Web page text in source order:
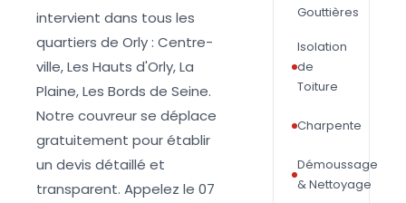
intervient dans tous les
quartiers de Orly : Centre-
ville, Les Hauts d'Orly, La
Plaine, Les Bords de Seine.
Notre couvreur se déplace
gratuitement pour établir
un devis détaillé et
transparent. Appelez le 07
Gouttières
Isolation
de
Toiture
Charpente
Démoussage
& Nettoyage